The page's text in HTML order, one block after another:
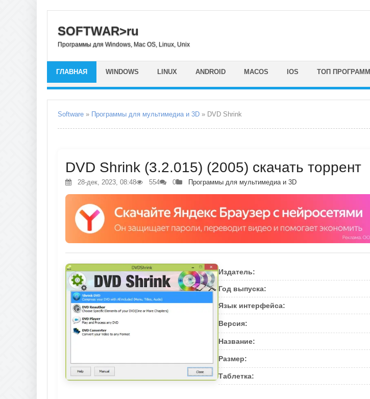
SOFTWAR>ru
Программы для Windows, Mac OS, Linux, Unix
ГЛАВНАЯ WINDOWS LINUX ANDROID MACOS IOS ТОП ПРОГРАММ
Software » Программы для мультимедиа и 3D » DVD Shrink
DVD Shrink (3.2.015) (2005) скачать торрент
28-дек, 2023, 08:48 554 0 Программы для мультимедиа и 3D
Издатель:
Год выпуска:
Язык интерфейса:
Версия:
Название:
Размер:
Таблетка: